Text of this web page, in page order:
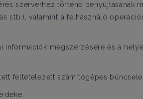
szerverhez történő benyújtásának
stb.), valamint a felhasználó
információk megszerzésére és a
feltételezett számítógépes